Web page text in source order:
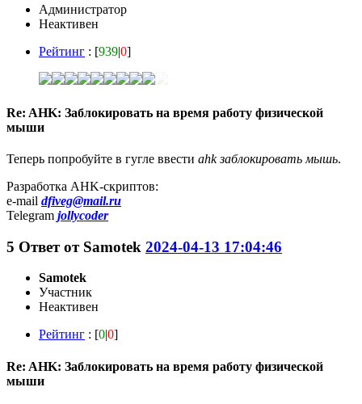
Администратор
Неактивен
Рейтинг : [939|0]
Re: AHK: Заблокировать на время работу физической
мыши
Теперь попробуйте в гугле ввести ahk заблокировать мышь.
Разработка AHK-скриптов:
e-mail dfiveg@mail.ru
Telegram jollycoder
5 Ответ от Samotek 2024-04-13 17:04:46
Samotek
Участник
Неактивен
Рейтинг : [0|0]
Re: AHK: Заблокировать на время работу физической
мыши